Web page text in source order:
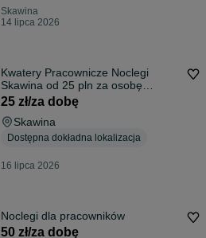
Skawina
14 lipca 2026
Kwatery Pracownicze Noclegi
Skawina od 25 pln za osobę
Faktury Vat 23%
25 zł/za dobę
Skawina
Dostępna dokładna lokalizacja
16 lipca 2026
Noclegi dla pracowników
50 zł/za dobę